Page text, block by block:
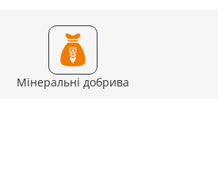
Мінеральні добрива